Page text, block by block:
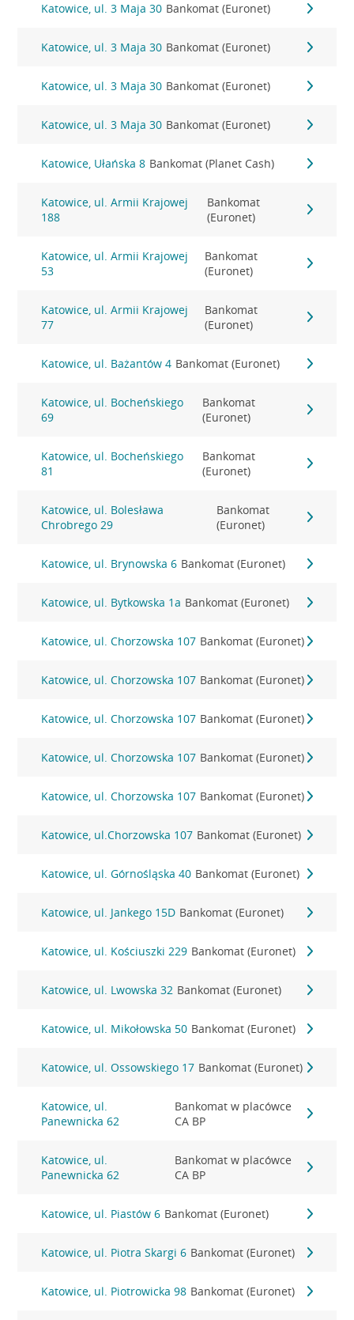
Katowice, ul. 3 Maja 30 Bankomat (Euronet)
Katowice, ul. 3 Maja 30 Bankomat (Euronet)
Katowice, ul. 3 Maja 30 Bankomat (Euronet)
Katowice, ul. 3 Maja 30 Bankomat (Euronet)
Katowice, Ułańska 8 Bankomat (Planet Cash)
Katowice, ul. Armii Krajowej
188
Bankomat
(Euronet)
Katowice, ul. Armii Krajowej
53
Bankomat
(Euronet)
Katowice, ul. Armii Krajowej
77
Bankomat
(Euronet)
Katowice, ul. Bażantów 4 Bankomat (Euronet)
Katowice, ul. Bocheńskiego
69
Bankomat
(Euronet)
Katowice, ul. Bocheńskiego
81
Bankomat
(Euronet)
Katowice, ul. Bolesława
Chrobrego 29
Bankomat
(Euronet)
Katowice, ul. Brynowska 6 Bankomat (Euronet)
Katowice, ul. Bytkowska 1a Bankomat (Euronet)
Katowice, ul. Chorzowska 107 Bankomat (Euronet)
Katowice, ul. Chorzowska 107 Bankomat (Euronet)
Katowice, ul. Chorzowska 107 Bankomat (Euronet)
Katowice, ul. Chorzowska 107 Bankomat (Euronet)
Katowice, ul. Chorzowska 107 Bankomat (Euronet)
Katowice, ul.Chorzowska 107 Bankomat (Euronet)
Katowice, ul. Górnośląska 40 Bankomat (Euronet)
Katowice, ul. Jankego 15D Bankomat (Euronet)
Katowice, ul. Kościuszki 229 Bankomat (Euronet)
Katowice, ul. Lwowska 32 Bankomat (Euronet)
Katowice, ul. Mikołowska 50 Bankomat (Euronet)
Katowice, ul. Ossowskiego 17 Bankomat (Euronet)
Katowice, ul.
Panewnicka 62
Bankomat w placówce
CA BP
Katowice, ul.
Panewnicka 62
Bankomat w placówce
CA BP
Katowice, ul. Piastów 6 Bankomat (Euronet)
Katowice, ul. Piotra Skargi 6 Bankomat (Euronet)
Katowice, ul. Piotrowicka 98 Bankomat (Euronet)